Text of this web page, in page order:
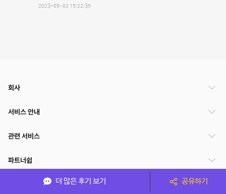
2023-05-02 15:22:35
더 많은 후기 보기 공유하기
회사
서비스 안내
관련 서비스
파트너쉽
서비스 제공 국가